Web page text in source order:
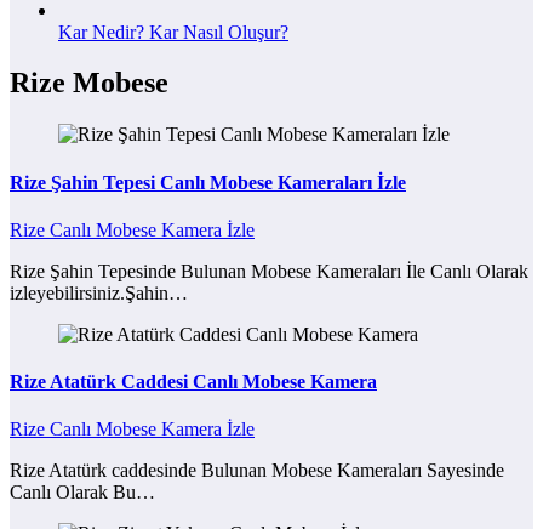
Kar Nedir? Kar Nasıl Oluşur?
Rize Mobese
Rize Şahin Tepesi Canlı Mobese Kameraları İzle
Rize Canlı Mobese Kamera İzle
Rize Şahin Tepesinde Bulunan Mobese Kameraları İle Canlı Olarak
izleyebilirsiniz.Şahin…
Rize Atatürk Caddesi Canlı Mobese Kamera
Rize Canlı Mobese Kamera İzle
Rize Atatürk caddesinde Bulunan Mobese Kameraları Sayesinde
Canlı Olarak Bu…